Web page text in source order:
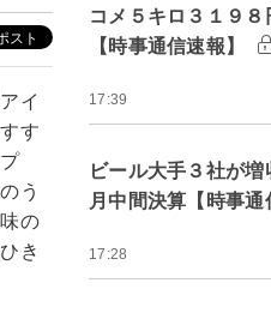
イ
す
う
の
き
コメ５キロ３１９
【時事通信速報】
17:39
ビール大手３社が
月中間決算【時事通
17:28